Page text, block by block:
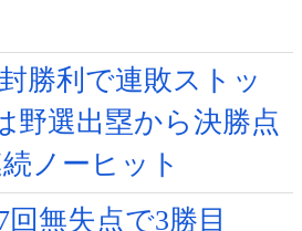
勝利で連敗ストッ
選出塁から決勝点
ノーヒット
回無失点で3勝目